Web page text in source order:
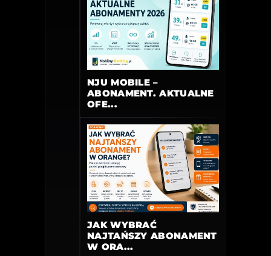
NJU MOBILE –
ABONAMENT. AKTUALNE
OFE...
JAK WYBRAĆ
NAJTAŃSZY ABONAMENT
W ORA...